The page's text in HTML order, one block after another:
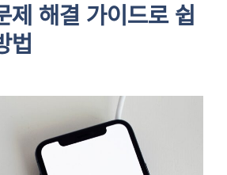
제 해결 가이드로 쉽
법